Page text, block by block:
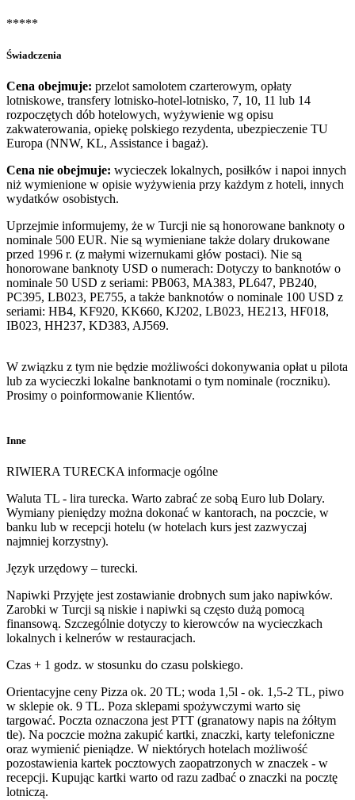
*****
Świadczenia
Cena obejmuje: przelot samolotem czarterowym, opłaty
lotniskowe, transfery lotnisko-hotel-lotnisko, 7, 10, 11 lub 14
rozpoczętych dób hotelowych, wyżywienie wg opisu
zakwaterowania, opiekę polskiego rezydenta, ubezpieczenie TU
Europa (NNW, KL, Assistance i bagaż).
Cena nie obejmuje: wycieczek lokalnych, posiłków i napoi innych
niż wymienione w opisie wyżywienia przy każdym z hoteli, innych
wydatków osobistych.
Uprzejmie informujemy, że w Turcji nie są honorowane banknoty o
nominale 500 EUR. Nie są wymieniane także dolary drukowane
przed 1996 r. (z małymi wizernukami głów postaci). Nie są
honorowane banknoty USD o numerach: Dotyczy to banknotów o
nominale 50 USD z seriami: PB063, MA383, PL647, PB240,
PC395, LB023, PE755, a także banknotów o nominale 100 USD z
seriami: HB4, KF920, KK660, KJ202, LB023, HE213, HF018,
IB023, HH237, KD383, AJ569.
W związku z tym nie będzie możliwości dokonywania opłat u pilota
lub za wycieczki lokalne banknotami o tym nominale (roczniku).
Prosimy o poinformowanie Klientów.
Inne
RIWIERA TURECKA informacje ogólne
Waluta TL - lira turecka. Warto zabrać ze sobą Euro lub Dolary.
Wymiany pieniędzy można dokonać w kantorach, na poczcie, w
banku lub w recepcji hotelu (w hotelach kurs jest zazwyczaj
najmniej korzystny).
Język urzędowy – turecki.
Napiwki Przyjęte jest zostawianie drobnych sum jako napiwków.
Zarobki w Turcji są niskie i napiwki są często dużą pomocą
finansową. Szczególnie dotyczy to kierowców na wycieczkach
lokalnych i kelnerów w restauracjach.
Czas + 1 godz. w stosunku do czasu polskiego.
Orientacyjne ceny Pizza ok. 20 TL; woda 1,5l - ok. 1,5-2 TL, piwo
w sklepie ok. 9 TL. Poza sklepami spożywczymi warto się
targować. Poczta oznaczona jest PTT (granatowy napis na żółtym
tle). Na poczcie można zakupić kartki, znaczki, karty telefoniczne
oraz wymienić pieniądze. W niektórych hotelach możliwość
pozostawienia kartek pocztowych zaopatrzonych w znaczek - w
recepcji. Kupując kartki warto od razu zadbać o znaczki na pocztę
lotniczą.